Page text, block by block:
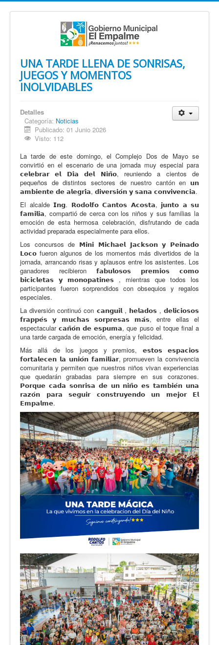
UNA TARDE LLENA DE SONRISAS,
JUEGOS Y MOMENTOS
INOLVIDABLES
Detalles
Categoría: Noticias
Publicado: 01 Junio 2026
Visto: 112
La tarde de este domingo, el Complejo Dos de Mayo se
convirtió en el escenario de una jornada muy especial para
𝗰𝗲𝗹𝗲𝗯𝗿𝗮𝗿 𝗲𝗹 𝗗𝗶́𝗮 𝗱𝗲𝗹 𝗡𝗶𝗻̃𝗼, reuniendo a cientos de
pequeños de distintos sectores de nuestro cantón en 𝘂𝗻
𝗮𝗺𝗯𝗶𝗲𝗻𝘁𝗲 𝗱𝗲 𝗮𝗹𝗲𝗴𝗿𝗶́𝗮, 𝗱𝗶𝘃𝗲𝗿𝘀𝗶𝗼́𝗻 𝘆 𝘀𝗮𝗻𝗮 𝗰𝗼𝗻𝘃𝗶𝘃𝗲𝗻𝗰𝗶𝗮.
El alcalde 𝗜𝗻𝗴. 𝗥𝗼𝗱𝗼𝗹𝗳𝗼 𝗖𝗮𝗻𝘁𝗼𝘀 𝗔𝗰𝗼𝘀𝘁𝗮, 𝗷𝘂𝗻𝘁𝗼 𝗮 𝘀𝘂
𝗳𝗮𝗺𝗶𝗹𝗶𝗮, compartió de cerca con los niños y sus familias la
emoción de esta hermosa celebración, disfrutando de cada
actividad preparada especialmente para ellos.
Los concursos de 𝗠𝗶𝗻𝗶 𝗠𝗶𝗰𝗵𝗮𝗲𝗹 𝗝𝗮𝗰𝗸𝘀𝗼𝗻 𝘆 𝗣𝗲𝗶𝗻𝗮𝗱𝗼
𝗟𝗼𝗰𝗼 fueron algunos de los momentos más divertidos de la
jornada, arrancando risas y aplausos entre los asistentes. Los
ganadores recibieron 𝗳𝗮𝗯𝘂𝗹𝗼𝘀𝗼𝘀 𝗽𝗿𝗲𝗺𝗶𝗼𝘀 𝗰𝗼𝗺𝗼
𝗯𝗶𝗰𝗶𝗰𝗹𝗲𝘁𝗮𝘀 𝘆 𝗺𝗼𝗻𝗼𝗽𝗮𝘁𝗶𝗻𝗲𝘀 , mientras que todos los
participantes fueron sorprendidos con obsequios y regalos
especiales.
La diversión continuó con 𝗰𝗮𝗻𝗴𝘂𝗶𝗹 , 𝗵𝗲𝗹𝗮𝗱𝗼𝘀 , 𝗱𝗲𝗹𝗶𝗰𝗶𝗼𝘀𝗼𝘀
𝗳𝗿𝗮𝗽𝗽𝗲́𝘀 𝘆 𝗺𝘂𝗰𝗵𝗮𝘀 𝘀𝗼𝗿𝗽𝗿𝗲𝘀𝗮𝘀 𝗺𝗮́𝘀, entre ellas el
espectacular 𝗰𝗮𝗻̃𝗼́𝗻 𝗱𝗲 𝗲𝘀𝗽𝘂𝗺𝗮, que puso el toque final a
una tarde cargada de emoción, energía y felicidad.
Más allá de los juegos y premios, 𝗲𝘀𝘁𝗼𝘀 𝗲𝘀𝗽𝗮𝗰𝗶𝗼𝘀
𝗳𝗼𝗿𝘁𝗮𝗹𝗲𝗰𝗲𝗻 𝗹𝗮 𝘂𝗻𝗶𝗼́𝗻 𝗳𝗮𝗺𝗶𝗹𝗶𝗮𝗿, promueven la convivencia
comunitaria y permiten que nuestros niños vivan experiencias
que quedarán grabadas para siempre en sus corazones.
𝗣𝗼𝗿𝗾𝘂𝗲 𝗰𝗮𝗱𝗮 𝘀𝗼𝗻𝗿𝗶𝘀𝗮 𝗱𝗲 𝘂𝗻 𝗻𝗶𝗻̃𝗼 𝗲𝘀 𝘁𝗮𝗺𝗯𝗶𝗲́𝗻 𝘂𝗻𝗮
𝗿𝗮𝘇𝗼́𝗻 𝗽𝗮𝗿𝗮 𝘀𝗲𝗴𝘂𝗶𝗿 𝗰𝗼𝗻𝘀𝘁𝗿𝘂𝘆𝗲𝗻𝗱𝗼 𝘂𝗻 𝗺𝗲𝗷𝗼𝗿 𝗘𝗹
𝗘𝗺𝗽𝗮𝗹𝗺𝗲.